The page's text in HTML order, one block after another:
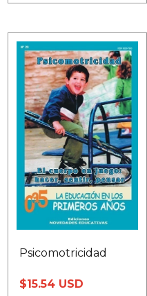
Psicomotricidad
$15.54 USD